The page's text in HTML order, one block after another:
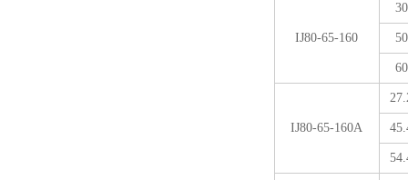
IJ80-65-160
30
50
60
IJ80-65-160A